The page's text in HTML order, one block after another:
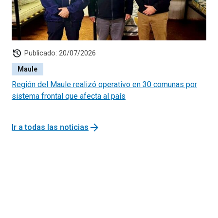
LINARES
Valentín Letelier #359 +56993464551
Presidente Ibáñez S/N
(Liceo Politécnico)
FONO CÓDIGO AZUL: 800 104 777 (OPCIÓN 0)
history Publicado: 20/07/2026
Maule
Región del Maule realizó operativo en 30 comunas por
sistema frontal que afecta al país
Ir a todas las noticias arrow_forward